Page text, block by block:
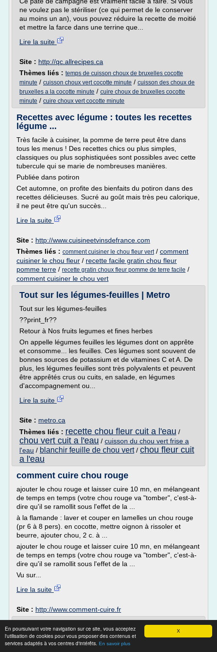
X
En poursuivant votre navigation sur ce site, vous acceptez
l'utilisation de cookies pour vous proposer des contenus et
services adaptés à vos centres d'intérêts. En savoir plus
ne voulez pas le stériliser (ce qui permet de le conserver
au moins un an), vous pouvez réduire la recette de moitié
et mettre la farce dans une terrine que...
Lire la suite
Site : http://qc.allrecipes.ca
Thèmes liés : temps de cuisson choux de bruxelles cocotte
minute / cuisson choux vert cocotte minute / cuisson des choux de
bruxelles a la cocotte minute / cuire choux de bruxelles cocotte
minute / cuire choux vert cocotte minute
Recettes avec légume : toutes les recettes
légume ...
Très facile à cuisiner, la pomme de terre peut être dans
tous les menus ! Des recettes chics ou plus simples,
classiques ou plus sophistiquées sont possibles avec cette
tubercule qui se marie de nombreuses manières.
Publiée dans potiron
Cet automne, on profite des bienfaits du potiron dans des
recettes délicieuses. Sucré au goût mais très peu calorique,
il ne peut être qu'un succès...
Lire la suite
Site : http://www.cuisineetvinsdefrance.com
Thèmes liés : comment cuisiner le chou fleur vert/ comment
cuisiner le chou fleur / recette facile gratin chou fleur
pomme terre / recette gratin choux fleur pomme de terre facile /
comment cuisiner le chou vert
Tout sur les légumes-feuilles | Metro
Tout sur les légumes-feuilles
??print_fr??
Retour à Nos fruits legumes et fines herbes
On appelle légumes feuilles les légumes dont on apprête
et consomme... les feuilles. Ces légumes sont souvent de
bonnes sources de potassium et de vitamines C et A. De
plus, les légumes feuilles sont très polyvalents et peuvent
être apprêtés crus ou cuits, en salade, en légumes
d'accompagnement ou...
Lire la suite
Site : metro.ca
Thèmes liés : recette chou fleur cuit a l'eau /
chou vert cuit a l'eau / cuisson du chou vert frise a
l'eau / blanchir feuille de chou vert/ chou fleur cuit
a l'eau
comment cuire chou rouge
ajouter le chou rouge et laisser cuire 10 mn, en mélangeant
de temps en temps (votre chou rouge va "tomber", c'est-à-
dire qu'il se ramollit sous l'effet de la ...
à la flamande : laver et couper en lamelles un chou rouge
(pr 6 à 8 pers). en cocotte, mettre oignon à rissoler et
beurre, ajouter chou, 2 c. à ...
ajouter le chou rouge et laisser cuire 10 mn, en mélangeant
de temps en temps (votre chou rouge va "tomber", c'est-à-
dire qu'il se ramollit sous l'effet de la ...
Vu sur...
Lire la suite
Site : http://www.comment-cuire.fr
Les bienfaits du chou (Aliment-santé) |
Recettes Saines et ...
Mangez du chou. Introduisez-le le plus souvent dans vos